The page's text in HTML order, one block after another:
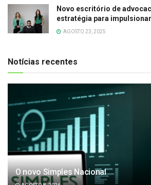
Novo escritório de
estratégia para
AGOSTO 23, 2025
Notícias recentes
O novo Simples Nacional